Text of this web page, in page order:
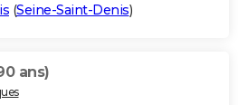
(Seine-Saint-Denis)
ans)